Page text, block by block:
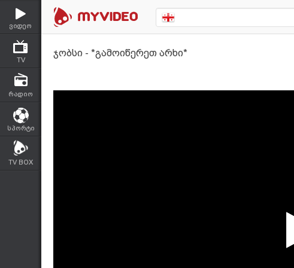
ვიდეო
TV
რადიო
სპორტი
TV BOX
ჯობსი - *გამოიწერეთ არხი*